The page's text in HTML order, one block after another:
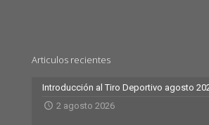
Articulos recientes
Introducción al Tiro Deportivo agosto
2 agosto 2026